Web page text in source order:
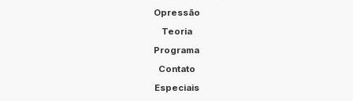
Opressão
Teoria
Programa
Contato
Especiais